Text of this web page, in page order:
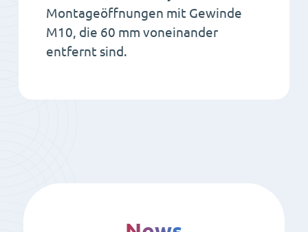
Montageöffnungen mit Gewinde
M10, die 60 mm voneinander
entfernt sind.